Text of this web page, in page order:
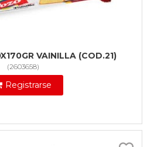
VAINILLA (COD.21)
(2603658)
Registrarse